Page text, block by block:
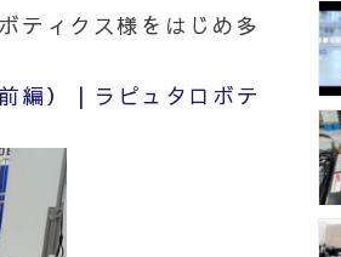
ティクス様をはじめ多
編） | ラピュタロボテ